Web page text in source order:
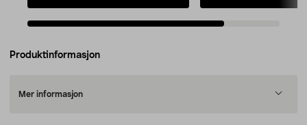
Produktinformasjon
Mer informasjon